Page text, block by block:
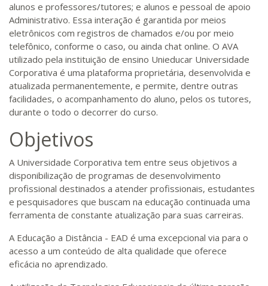
alunos e professores/tutores; e alunos e pessoal de apoio
Administrativo. Essa interação é garantida por meios
eletrônicos com registros de chamados e/ou por meio
telefônico, conforme o caso, ou ainda chat online. O AVA
utilizado pela instituição de ensino Unieducar Universidade
Corporativa é uma plataforma proprietária, desenvolvida e
atualizada permanentemente, e permite, dentre outras
facilidades, o acompanhamento do aluno, pelos os tutores,
durante o todo o decorrer do curso.
Objetivos
A Universidade Corporativa tem entre seus objetivos a
disponibilização de programas de desenvolvimento
profissional destinados a atender profissionais, estudantes
e pesquisadores que buscam na educação continuada uma
ferramenta de constante atualização para suas carreiras.
A Educação a Distância - EAD é uma excepcional via para o
acesso a um conteúdo de alta qualidade que oferece
eficácia no aprendizado.